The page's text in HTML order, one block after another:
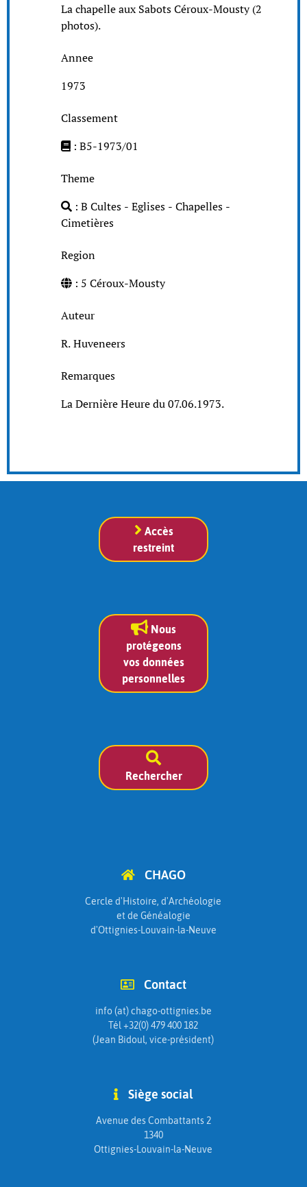
La chapelle aux Sabots Céroux-Mousty (2
photos).
Annee
1973
Classement
: B5-1973/01
Theme
: B Cultes - Eglises - Chapelles -
Cimetières
Region
: 5 Céroux-Mousty
Auteur
R. Huveneers
Remarques
La Dernière Heure du 07.06.1973.
Accès
restreint
Nous
protégeons
vos données
personnelles
Rechercher
CHAGO
Cercle d'Histoire, d'Archéologie
et de Généalogie
d'Ottignies-Louvain-la-Neuve
Contact
info (at) chago-ottignies.be
Tél +32(0) 479 400 182
(Jean Bidoul, vice-président)
Siège social
Avenue des Combattants 2
1340
Ottignies-Louvain-la-Neuve